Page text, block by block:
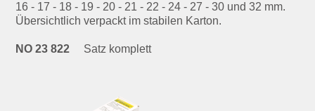
16 - 17 - 18 - 19 - 20 - 21 - 22 - 24 - 27 - 30 und 32 mm.
Übersichtlich verpackt im stabilen Karton.
NO 23 822Satz komplett